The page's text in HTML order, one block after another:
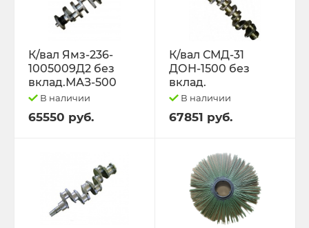
К/вал Ямз-236-
1005009Д2 без
вклад.МАЗ-500
В наличии
65550 руб.
К/вал СМД-31
ДОН-1500 без
вклад.
В наличии
67851 руб.